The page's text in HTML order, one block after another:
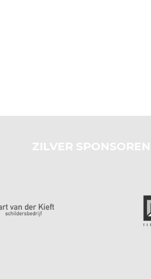
ZILVER SPONSOREN